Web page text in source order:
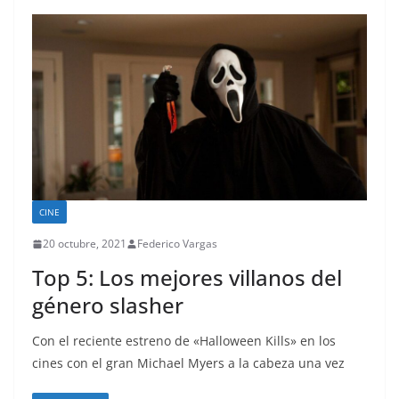
CINE
20 octubre, 2021 Federico Vargas
Top 5: Los mejores villanos del
género slasher
Con el reciente estreno de «Halloween Kills» en los
cines con el gran Michael Myers a la cabeza una vez